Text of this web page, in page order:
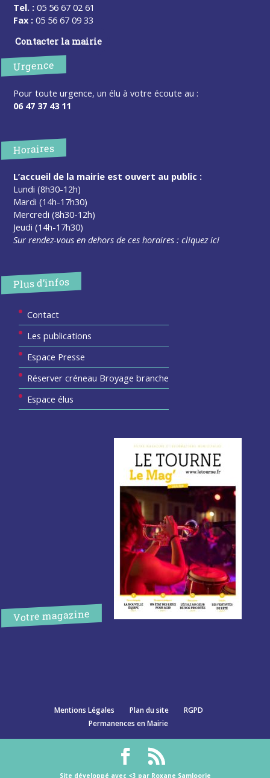
Tel. : 05 56 67 02 61
Fax : 05 56 67 09 33
Contacter la mairie
Urgence
Pour toute urgence, un élu à votre écoute au :
06 47 37 43 11
Horaires
L’accueil de la mairie est ouvert au public :
Lundi (8h30-12h)
Mardi (14h-17h30)
Mercredi (8h30-12h)
Jeudi (14h-17h30)
Sur rendez-vous en dehors de ces horaires :cliquez ici
Plus d’infos
Contact
Les publications
Espace Presse
Réserver créneau Broyage branche
Espace élus
Votre magazine
Mentions Légales Plan du site
RGPD
Permanences en Mairie
Site développé avec <3 par Roxane Samloorie